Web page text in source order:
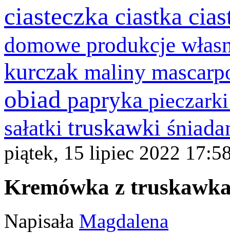
ciasteczka ciastka
domowe produkcje
kurczak maliny
obiad papryka
sałatki truskawki
piątek, 15 lipiec 2022
Kremówka z
Napisała Magdalena